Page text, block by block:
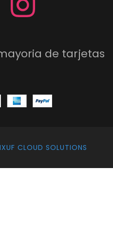
de tarjetas
CLOUD SOLUTIONS